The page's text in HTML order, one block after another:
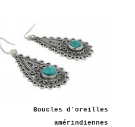
Boucles d'oreilles
amérindiennes